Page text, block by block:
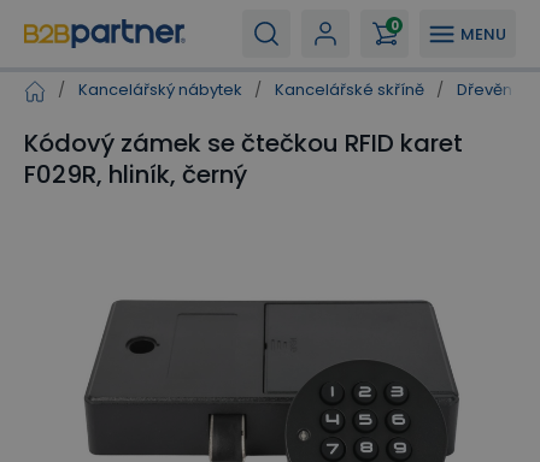
MENU
0
/ Kancelářský nábytek / Kancelářské skříně / Dřevěné
Kódový zámek se čtečkou RFID karet
F029R, hliník, černý